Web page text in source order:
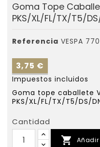
Goma Tope
PKS/XL/FL/TX/T5/
Referencia VESPA
3,75 €
Impuestos incluidos
Goma tope caballete
PKS/XL/FL/TX/T5/DS/
Cantidad
